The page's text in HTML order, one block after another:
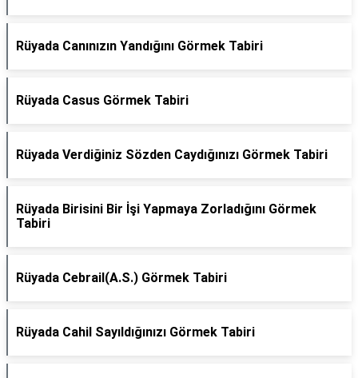
Rüyada Canınızın Yandığını Görmek Tabiri
Rüyada Casus Görmek Tabiri
Rüyada Verdiğiniz Sözden Caydığınızı Görmek Tabiri
Rüyada Birisini Bir İşi Yapmaya Zorladığını Görmek
Tabiri
Rüyada Cebrail(A.S.) Görmek Tabiri
Rüyada Cahil Sayıldığınızı Görmek Tabiri